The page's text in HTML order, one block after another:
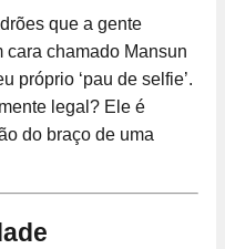
que a gente
cara chamado Mansun
próprio ‘pau de selfie’.
legal? Ele é
do braço de uma